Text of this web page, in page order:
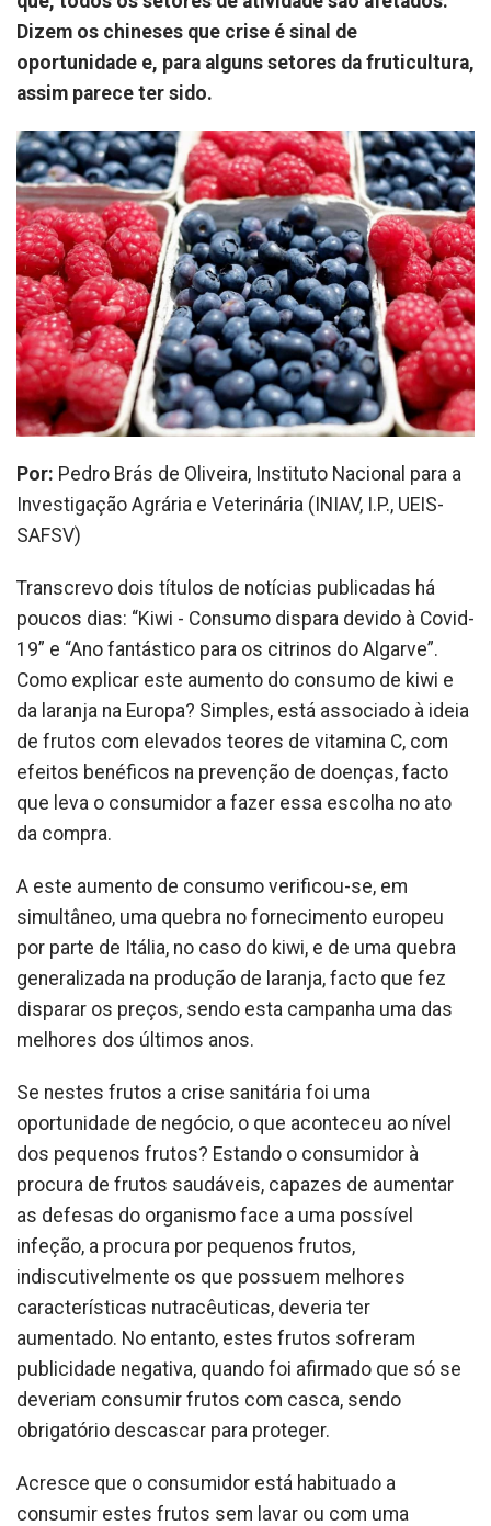
Dizem os chineses que crise é sinal de
oportunidade e, para alguns setores da fruticultura,
assim parece ter sido.
Por: Pedro Brás de Oliveira, Instituto Nacional para a
Investigação Agrária e Veterinária (INIAV, I.P., UEIS-
SAFSV)
Transcrevo dois títulos de notícias publicadas há
poucos dias: “Kiwi - Consumo dispara devido à Covid-
19” e “Ano fantástico para os citrinos do Algarve”.
Como explicar este aumento do consumo de kiwi e
da laranja na Europa? Simples, está associado à ideia
de frutos com elevados teores de vitamina C, com
efeitos benéficos na prevenção de doenças, facto
que leva o consumidor a fazer essa escolha no ato
da compra.
A este aumento de consumo verificou-se, em
simultâneo, uma quebra no fornecimento europeu
por parte de Itália, no caso do kiwi, e de uma quebra
generalizada na produção de laranja, facto que fez
disparar os preços, sendo esta campanha uma das
melhores dos últimos anos.
Se nestes frutos a crise sanitária foi uma
oportunidade de negócio, o que aconteceu ao nível
dos pequenos frutos? Estando o consumidor à
procura de frutos saudáveis, capazes de aumentar
as defesas do organismo face a uma possível
infeção, a procura por pequenos frutos,
indiscutivelmente os que possuem melhores
características nutracêuticas, deveria ter
aumentado. No entanto, estes frutos sofreram
publicidade negativa, quando foi afirmado que só se
deveriam consumir frutos com casca, sendo
obrigatório descascar para proteger.
Acresce que o consumidor está habituado a
consumir estes frutos sem lavar ou com uma